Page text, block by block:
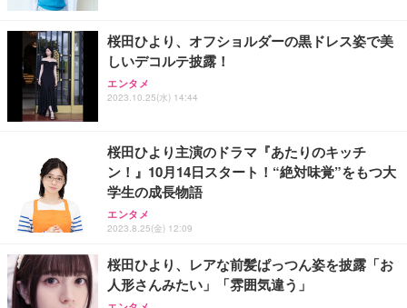
桜田ひより、オフショルダーの黒ドレス姿で美
しいデコルテ披露！
エンタメ
2023.10.25(水) 14:44
桜田ひより主演のドラマ『あたりのキッチ
ン！』10月14日スタート！“絶対味覚”をもつ大
学生の成長物語
エンタメ
2023.8.25(金) 12:09
桜田ひより、レアな前髪ぱっつん姿を披露「お
人形さんみたい」「雰囲気違う」